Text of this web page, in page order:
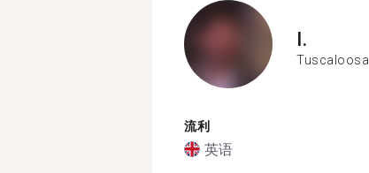
I.
Tuscaloosa
流利
英语